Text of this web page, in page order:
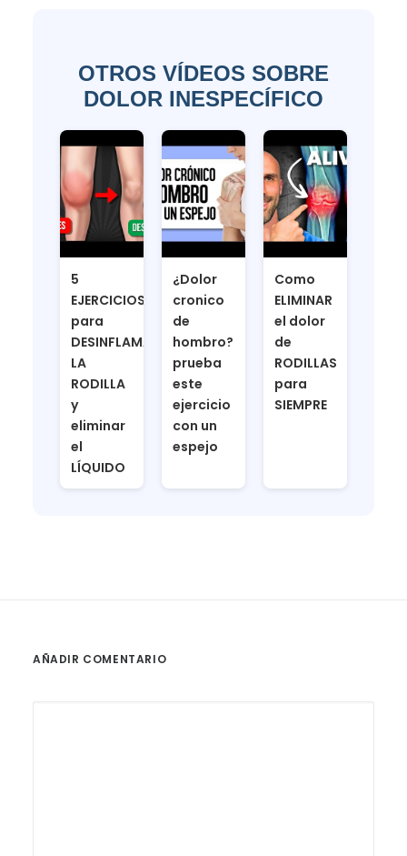
OTROS VÍDEOS SOBRE
DOLOR INESPECÍFICO
5
EJERCICIOS
para
DESINFLAMAR
LA
RODILLA
y
eliminar
el
LÍQUIDO
¿Dolor
cronico
de
hombro?
prueba
este
ejercicio
con un
espejo
Como
ELIMINAR
el dolor
de
RODILLAS
para
SIEMPRE
AÑADIR COMENTARIO